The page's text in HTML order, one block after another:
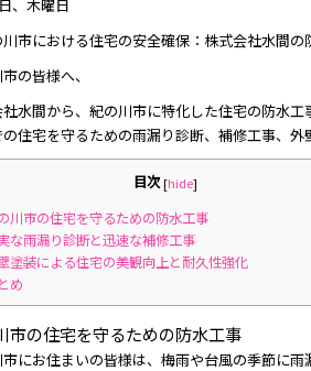
、木曜日
川市における住宅の安全確保：株式会社水間の
の皆様へ、
社水間から、紀の川市に特化した住宅の防水
住宅を守るための雨漏り診断、補修工事、外
目次[hide]
川市の住宅を守るための防水工事
な雨漏り診断と迅速な補修工事
塗装による住宅の美観向上と耐久性強化
め
市の住宅を守るための防水工事
にお住まいの皆様は、梅雨や台風の季節に